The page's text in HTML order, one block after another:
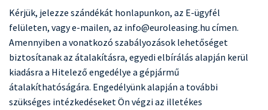
Kérjük, jelezze szándékát honlapunkon, az E-ügyfél
felületen, vagy e-mailen, az info@euroleasing.hu címen.
Amennyiben a vonatkozó szabályozások lehetőséget
biztosítanak az átalakításra, egyedi elbírálás alapján kerül
kiadásra a Hitelező engedélye a gépjármű
átalakíthatóságára. Engedélyünk alapján a további
szükséges intézkedéseket Ön végzi az illetékes